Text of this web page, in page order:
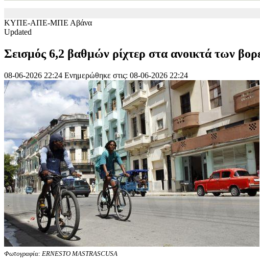
ΚΥΠΕ-ΑΠΕ-ΜΠΕ Αβάνα
Updated
Σεισμός 6,2 βαθμών ρίχτερ στα ανοικτά των
08-06-2026 22:24 Ενημερώθηκε στις: 08-06-2026 22:24
Φωτογραφία: ERNESTO MASTRASCUSA